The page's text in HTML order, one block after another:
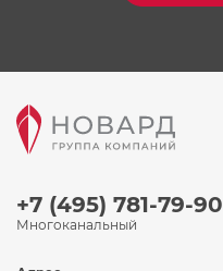
+7 (495) 781-79-90
Многоканальный